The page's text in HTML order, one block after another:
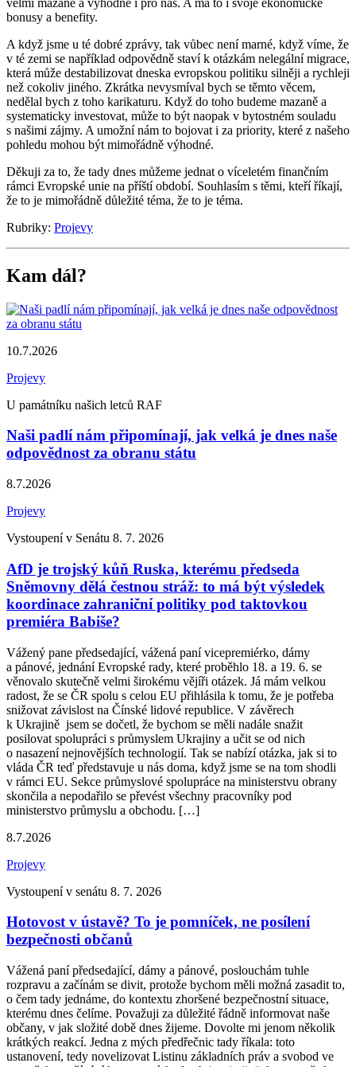
bonusy a benefity.
A když jsme u té dobré zprávy, tak vůbec není marné, když víme, že
v té zemi se například odpovědně staví k otázkám nelegální migrace,
která může destabilizovat dneska evropskou politiku silněji a rychleji
než cokoliv jiného. Zkrátka nevysmíval bych se těmto věcem,
nedělal bych z toho karikaturu. Když do toho budeme mazaně a
systematicky investovat, může to být naopak v bytostném souladu
s našimi zájmy. A umožní nám to bojovat i za priority, které z našeho
pohledu mohou být mimořádně výhodné.
Děkuji za to, že tady dnes můžeme jednat o víceletém finančním
rámci Evropské unie na příští období. Souhlasím s těmi, kteří říkají,
že to je mimořádně důležité téma, že to je téma.
Rubriky: Projevy
Kam dál?
10.7.2026
Projevy
U památníku našich letců RAF
Naši padlí nám připomínají, jak velká je dnes naše
odpovědnost za obranu státu
8.7.2026
Projevy
Vystoupení v Senátu 8. 7. 2026
AfD je trojský kůň Ruska, kterému předseda
Sněmovny dělá čestnou stráž: to má být výsledek
koordinace zahraniční politiky pod taktovkou
premiéra Babiše?
Vážený pane předsedající, vážená paní vicepremiérko, dámy
a pánové, jednání Evropské rady, které proběhlo 18. a 19. 6. se
věnovalo skutečně velmi širokému vějíři otázek. Já mám velkou
radost, že se ČR spolu s celou EU přihlásila k tomu, že je potřeba
snižovat závislost na Čínské lidové republice. V závěrech
k Ukrajině jsem se dočetl, že bychom se měli nadále snažit
posilovat spolupráci s průmyslem Ukrajiny a učit se od nich
o nasazení nejnovějších technologií. Tak se nabízí otázka, jak si to
vláda ČR teď představuje u nás doma, když jsme se na tom shodli
v rámci EU. Sekce průmyslové spolupráce na ministerstvu obrany
skončila a nepodařilo se převést všechny pracovníky pod
ministerstvo průmyslu a obchodu. […]
8.7.2026
Projevy
Vystoupení v senátu 8. 7. 2026
Hotovost v ústavě? To je pomníček, ne posílení
bezpečnosti občanů
Vážená paní předsedající, dámy a pánové, poslouchám tuhle
rozpravu a začínám se divit, protože bychom měli možná zasadit to,
o čem tady jednáme, do kontextu zhoršené bezpečnostní situace,
kterému dnes čelíme. Považuji za důležité řádně informovat naše
občany, v jak složité době dnes žijeme. Dovolte mi jenom několik
krátkých reakcí. Jedna z mých předřečnic tady říkala: toto
ustanovení, tedy novelizovat Listinu základních práv a svobod ve